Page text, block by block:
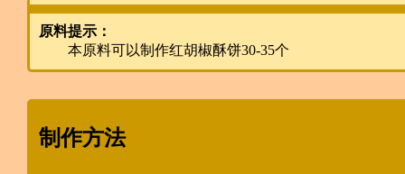
原料提示：
本原料可以制作红胡椒酥饼30-35个
制作方法